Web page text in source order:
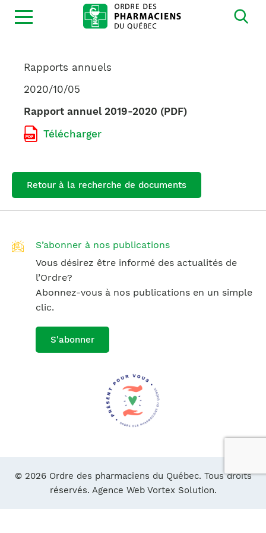
Ouvrir
la
Rapports annuels
2020/10/05
Rapport annuel 2019-2020 (PDF)
Télécharger
Retour à la recherche de documents
S’abonner à nos publications
Vous désirez être informé des actualités de
l’Ordre?
Abonnez-vous à nos publications en un simple
clic.
S'abonner
© 2026 Ordre des pharmaciens du Québec. Tous droits
réservés. Agence Web Vortex Solution.